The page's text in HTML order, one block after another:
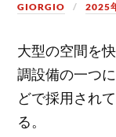
GIORGIO 2025
大型の空間を
調設備の一つ
どで採用され
る。